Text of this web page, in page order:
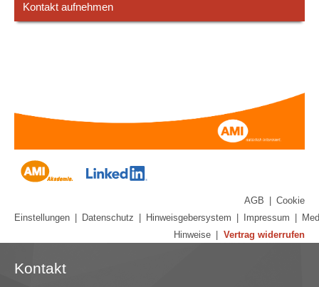
Kontakt aufnehmen
AGB
Cookie
Einstellungen
Datenschutz Hinweisgebersystem Impressum
Hinweise
Vertrag widerrufen
Kontakt